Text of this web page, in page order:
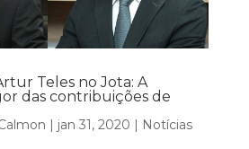
Teles no Jota: A
das contribuições de
| jan 31, 2020 | Notícias